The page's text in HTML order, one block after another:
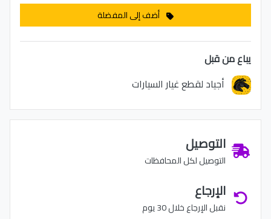
أضف إلى المفضلة
يباع من قبل
أجياد لقطع غيار السيارات
التوصيل
التوصيل لكل المحافظات
الإرجاع
نقبل الإرجاع خلال 30 يوم